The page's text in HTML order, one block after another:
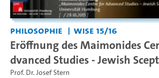
Philosophie WiSe 15/16
Eröffnung des Maimonides
dvanced Studies - Jewish
Prof. Dr. Josef Stern